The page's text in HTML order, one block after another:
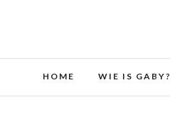
HOME WIE IS GABY?